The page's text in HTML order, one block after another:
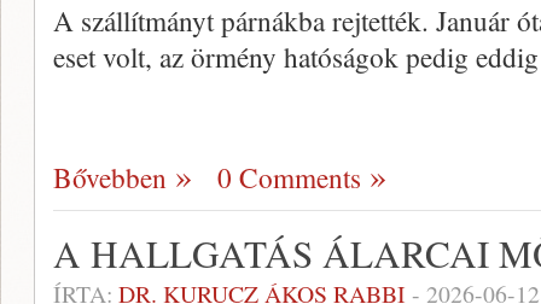
A szállítmányt párnákba rejtették. Január
eset volt, az örmény hatóságok pedig
Bővebben 0 Comments
A HALLGATÁS ÁLARCAI
ÍRTA: DR. KURUCZ ÁKOS RABBI - 2026-06-12